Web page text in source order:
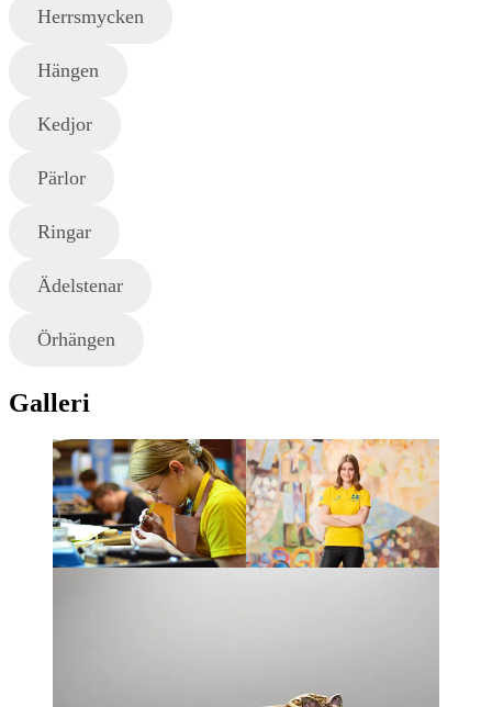
Herrsmycken
Hängen
Kedjor
Pärlor
Ringar
Ädelstenar
Örhängen
Galleri